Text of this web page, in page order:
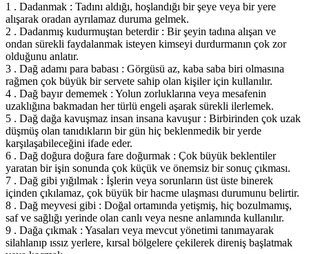
1 . Dadanmak : Tadını aldığı, hoşlandığı bir şeye veya bir yere
alışarak oradan ayrılamaz duruma gelmek.
2 . Dadanmış kudurmuştan beterdir : Bir şeyin tadına alışan ve
ondan sürekli faydalanmak isteyen kimseyi durdurmanın çok zor
olduğunu anlatır.
3 . Dağ adamı para babası : Görgüsü az, kaba saba biri olmasına
rağmen çok büyük bir servete sahip olan kişiler için kullanılır.
4 . Dağ bayır dememek : Yolun zorluklarına veya mesafenin
uzaklığına bakmadan her türlü engeli aşarak sürekli ilerlemek.
5 . Dağ dağa kavuşmaz insan insana kavuşur : Birbirinden çok uzak
düşmüş olan tanıdıkların bir gün hiç beklenmedik bir yerde
karşılaşabileceğini ifade eder.
6 . Dağ doğura doğura fare doğurmak : Çok büyük beklentiler
yaratan bir işin sonunda çok küçük ve önemsiz bir sonuç çıkması.
7 . Dağ gibi yığılmak : İşlerin veya sorunların üst üste binerek
içinden çıkılamaz, çok büyük bir hacme ulaşması durumunu belirtir.
8 . Dağ meyvesi gibi : Doğal ortamında yetişmiş, hiç bozulmamış,
saf ve sağlığı yerinde olan canlı veya nesne anlamında kullanılır.
9 . Dağa çıkmak : Yasaları veya mevcut yönetimi tanımayarak
silahlanıp ıssız yerlere, kırsal bölgelere çekilerek direniş başlatmak